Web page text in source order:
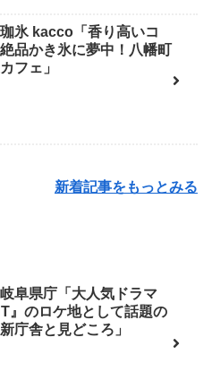
氷 kacco「香り高いコ
品かき氷に夢中！八幡町
フェ」
新着記事をもっとみる
阜県庁「大人気ドラマ
』のロケ地として話題の
庁舎と見どころ」